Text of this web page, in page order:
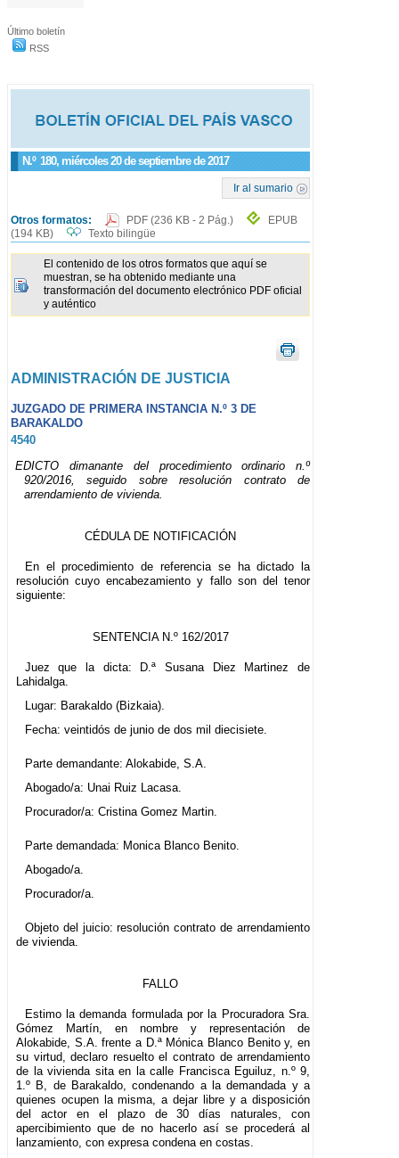
Último boletín
RSS
N.º 180, miércoles 20 de septiembre de 2017
Ir al sumario
Otros formatos: PDF (236 KB - 2 Pág.)
EPUB
(194 KB)
Texto bilingüe
El contenido de los otros formatos que aquí se
muestran, se ha obtenido mediante una
transformación del documento electrónico PDF oficial
y auténtico
ADMINISTRACIÓN DE JUSTICIA
JUZGADO DE PRIMERA INSTANCIA N.º 3 DE
BARAKALDO
4540
EDICTO dimanante del procedimiento ordinario n.º
920/2016, seguido sobre resolución contrato de
arrendamiento de vivienda.
CÉDULA DE NOTIFICACIÓN
En el procedimiento de referencia se ha dictado la
resolución cuyo encabezamiento y fallo son del tenor
siguiente:
SENTENCIA N.º 162/2017
Juez que la dicta: D.ª Susana Diez Martinez de
Lahidalga.
Lugar: Barakaldo (Bizkaia).
Fecha: veintidós de junio de dos mil diecisiete.
Parte demandante: Alokabide, S.A.
Abogado/a: Unai Ruiz Lacasa.
Procurador/a: Cristina Gomez Martin.
Parte demandada: Monica Blanco Benito.
Abogado/a.
Procurador/a.
Objeto del juicio: resolución contrato de arrendamiento
de vivienda.
FALLO
Estimo la demanda formulada por la Procuradora Sra.
Gómez Martín, en nombre y representación de
Alokabide, S.A. frente a D.ª Mónica Blanco Benito y, en
su virtud, declaro resuelto el contrato de arrendamiento
de la vivienda sita en la calle Francisca Eguiluz, n.º 9,
1.º B, de Barakaldo, condenando a la demandada y a
quienes ocupen la misma, a dejar libre y a disposición
del actor en el plazo de 30 días naturales, con
apercibimiento que de no hacerlo así se procederá al
lanzamiento, con expresa condena en costas.